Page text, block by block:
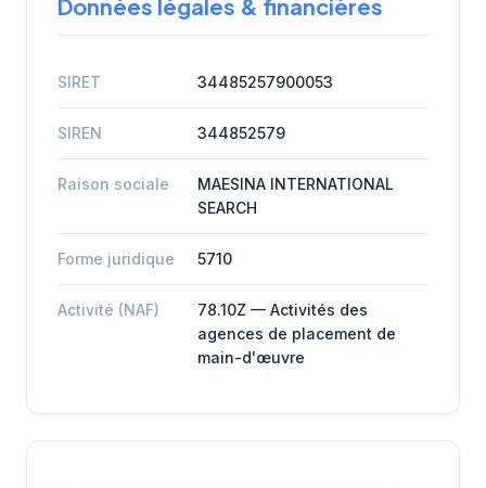
Données légales & financières
SIRET 34485257900053
SIREN 344852579
Raison sociale
MAESINA INTERNATIONAL
SEARCH
Forme juridique 5710
Activité (NAF)
78.10Z — Activités des
agences de placement de
main-d'œuvre